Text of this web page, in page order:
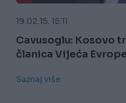
19.02.15. 15:11
Cavusoglu: Kosovo
članica Vijeća
Saznaj više